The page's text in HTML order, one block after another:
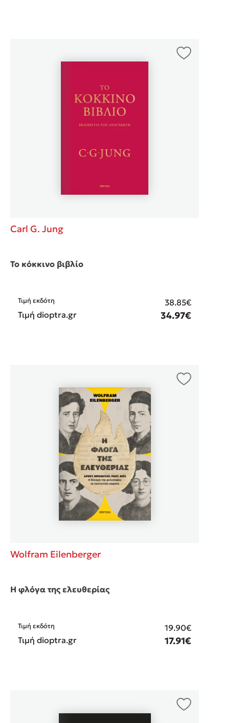
Carl G. Jung
Το κόκκινο βιβλίο
Τιμή εκδότη
38.85€
Τιμή dioptra.gr
34.97€
Wolfram Eilenberger
Η φλόγα της ελευθερίας
Τιμή εκδότη
19.90€
Τιμή dioptra.gr
17.91€